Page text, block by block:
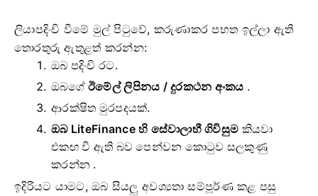
ලියාපදිංචි වීමේ මුල් පිටුවේ, කරුණාකර පහත ඉල්ලා ඇති
තොරතුරු ඇතුළත් කරන්න:
ඔබ පදිංචි රට.
ඔබගේඊමේල් ලිපිනය /දුරකථන අංකය .
ආරක්ෂිත මුරපදයක්.
ඔබ LiteFinance හි සේවාලාභී ගිවිසුම කියවා
එකඟ වී ඇති බව පෙන්වන කොටුව සලකුණු
කරන්න .
ඉදිරියට යාමට,ඔබ සියලු අවශ්‍යතා සම්පූර්ණ කළ පසු